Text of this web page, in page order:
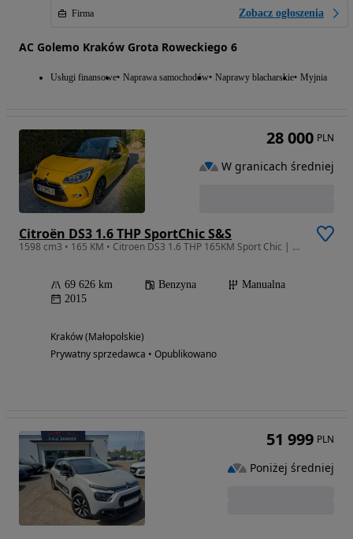
Firma Zobacz ogłoszenia
AC Golemo Kraków Grota Roweckiego 6
Usługi finansowe Naprawa samochodów Naprawy blacharskie Myjnia
Citroën DS3 1.6 THP SportChic S&S
1598 cm3 • 165 KM • Citroen DS3 1.6 THP 165KM Sport Chic | Salon PL | 1 Właściciel | 69tys
69 626 km Benzyna
Manualna
2015
Kraków (Małopolskie)
Prywatny sprzedawca • Opublikowano
28 000 PLN
W granicach średniej
51 999 PLN
Poniżej średniej